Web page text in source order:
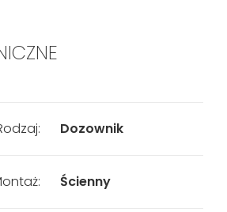
Dozownik
Ścienny